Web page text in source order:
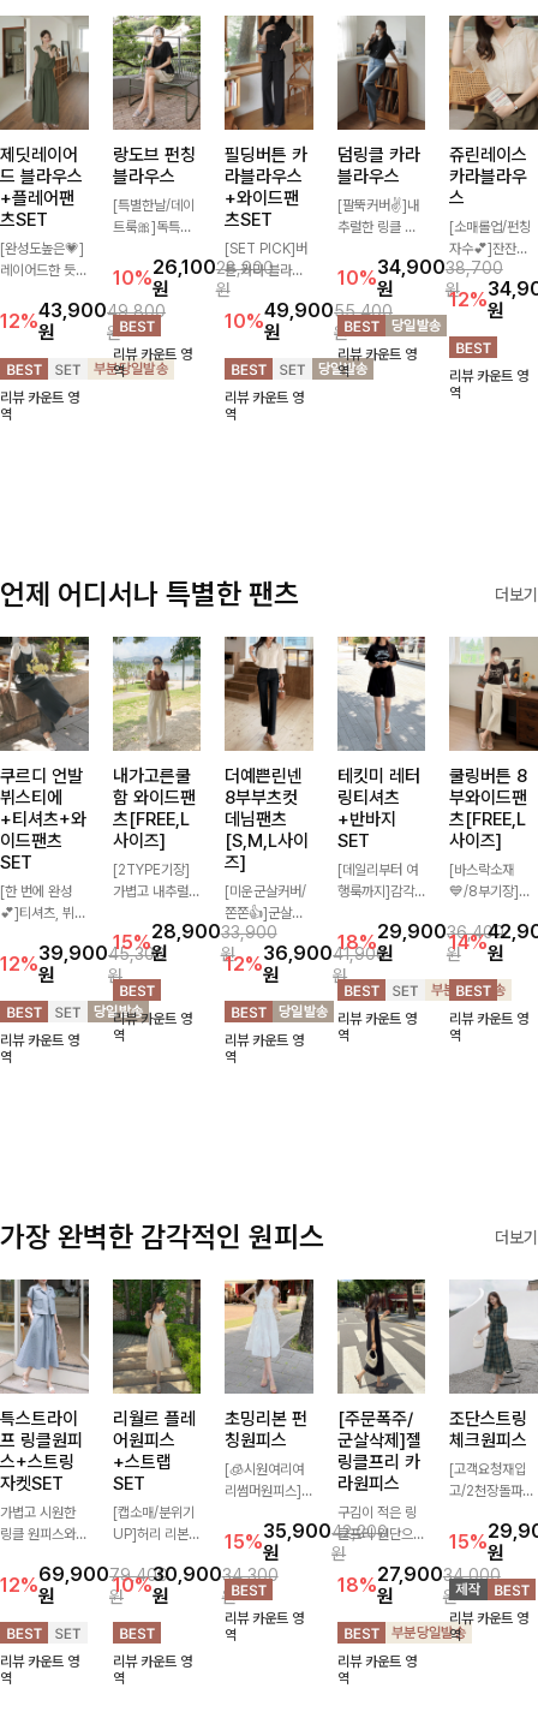
제딧레이어
드 블라우스
+플레어팬
츠SET
[완성도높은💗]
레이어드한 듯
와 버튼 원피스
가 함께 구성된
세트 아이템입니
다. 코디 고민 없
이 한 벌만으로
도 내추럴하면서
12%43,900
원
49,800
원
리뷰 카운트 영
역
랑도브 펀칭
블라우스
[특별한날/데이
트룩🎀]독특한
시원해보이면서
로맨틱한 무드를
선사하는 블라우
스:) 풍성한 퍼프
소매와 밑단 셔
링으로 스타일을
10%26,100
원
28,900
원
리뷰 카운트 영
역
필딩버튼 카
라블라우스
+와이드팬
츠SET
[SET PICK]버
튼 카라 블라우
스와 팬츠, 스트
랩까지 구성된
활용도 높은 3
종 세트 🤍 코디
걱정 없이 한 번
에 완성도 있는
스타일링을 연출
10%49,900
원
55,400
원
리뷰 카운트 영
역
덤링클 카라
블라우스
[팔뚝커버✌]내
추럴한 링클 텍
있게 입어지는
블라우스🖤 브
이넥 카라 디자
인에 여유로운
소매핏 더해져
여리하면서도 시
10%34,900
원
38,700
원
리뷰 카운트 영
역
쥬린레이스
카라블라우
스
[소매롤업/펀칭
자수💕]잔잔하
고 고급스러운
자수 디테일이
사랑스러운 블라
우스-페미닌하
면서 여리한 무
드로 즐겨지는
ITEM
12%원
리뷰 카운트 영
역
언제 어디서나 특별한 팬츠 더보기
쿠르디 언발
뷔스티에
+티셔츠+와
이드팬츠
SET
[한 번에 완성
💕]티셔츠, 뷔스
한 번에 구성된
실속 있는 3피
스 세트 🖤 따로
또 같이 활용하
기 좋아 코디 걱
정 없이 데일리
12%39,900
원
45,300
원
리뷰 카운트 영
역
내가고른쿨
함 와이드팬
츠[FREE,L
사이즈]
[2TYPE기장]
가볍고 내추럴한
시즌 시원하게
즐기기 좋은 와
이드 팬츠! 허리
밴딩과 스트링
디테일로 편안한
착용감을 더했으
15%28,900
원
33,900
원
리뷰 카운트 영
역
더예쁜린넨
8부부츠컷
데님팬츠
[S,M,L사이
즈]
[미운군살커버/
쫀쫀👍]군살을
잡아주는 깔끔한
부츠컷 핏에 발
목이 드러나는
8부 기장으로
다리를 슬림하고
길어보이게 만들
어주며 생지 소
12%36,900
원
41,900
원
리뷰 카운트 영
역
테킷미 레터
링티셔츠
+반바지
SET
[데일리부터 여
행룩까지]감각
셔츠와 플레어
핏 반바지가 함
께 구성된 세트
아이템으로, 편
안하면서도 캐주
얼한 꾸안꾸룩을
18%29,900
원
36,400
원
리뷰 카운트 영
역
쿨링버튼 8
부와이드팬
츠[FREE,L
사이즈]
[바스락소재
💙/8부기장]사
일이 은은한 포
인트가 되어주는
와이드 팬츠입니
다. 여유롭게 떨
어지는 실루엣과
가볍게 바스락거
14%원
리뷰 카운트 영
역
가장 완벽한 감각적인 원피스 더보기
특스트라이
프 링클원피
스+스트링
자켓SET
가볍고 시원한
링클 원피스와
세트로 구성되어
코디 고민 없이
완성도 높은 스
타일링을 연출해
주는 아이템 🤍
따로 또 같이 활
12%69,900
원
79,400
원
리뷰 카운트 영
역
리월르 플레
어원피스
+스트랩
SET
[캡소매/분위기
UP]허리 리본
구성되어 여성스
럽고 우아한 실
루엣을 완성해주
는 원피스- 자연
스럽게 퍼지는
플레어 라인과
10%30,900
원
34,300
원
리뷰 카운트 영
역
초밍리본 펀
칭원피스
[🧊시원여리여
리썸머원피스]
테일과 리본 포
인트가 어우러져
사랑스러운 무드
를 더한 원피스
🤍 여리하게 퍼
지는 실루엣으로
15%35,900
원
42,200
원
리뷰 카운트 영
역
[주문폭주/
군살삭제]젤
링클프리 카
라원피스
구김이 적은 링
클프리 원단으로
항상 깔끔하게
착용 가능하며
일자로 떨어지는
넉넉한 핏으로
군살을 완벽히
커버해주는 원피
스에요🖤
18%27,900
원
34,000
원
리뷰 카운트 영
역
조단스트링
체크원피스
[고객요청재입
고/2천장돌파
용해줘도 스타일
리시해 보이는
휘뚜루 마뚜루
아이템 ~ ! 인생
샷 건질 수 있는
세련된 무드의
15%원
리뷰 카운트 영
역